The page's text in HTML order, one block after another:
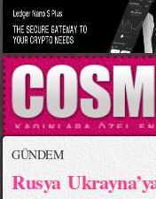
GÜNDEM
Rusya